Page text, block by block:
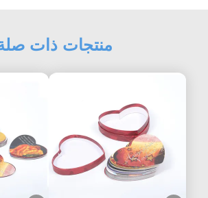
منتجات ذات صلة